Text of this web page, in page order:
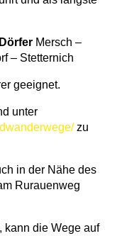
Mersch –
– Stetternich
geeignet.
unter
zu
in der Nähe des
Rurauenweg
kann die Wege auf